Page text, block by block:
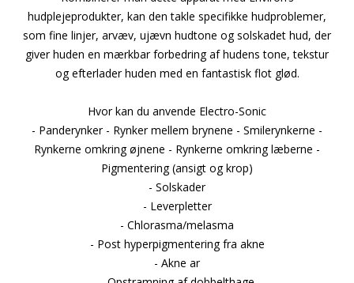
hudplejeprodukter, kan den takle specifikke hudproblemer,
som fine linjer, arvæv, ujævn hudtone og solskadet hud, der
giver huden en mærkbar forbedring af hudens tone, tekstur
og efterlader huden med en fantastisk flot glød.
Hvor kan du anvende Electro-Sonic
- Panderynker - Rynker mellem brynene - Smilerynkerne -
Rynkerne omkring øjnene - Rynkerne omkring læberne -
Pigmentering (ansigt og krop)
- Solskader
- Leverpletter
- Chlorasma/melasma
- Post hyperpigmentering fra akne
- Akne ar